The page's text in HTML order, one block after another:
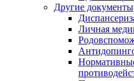
Другие документы
Личная